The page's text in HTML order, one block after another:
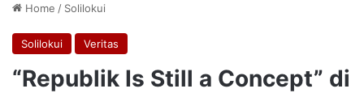
Home / Solilokui
Solilokui Veritas
“Republik Is Still a Concept” di